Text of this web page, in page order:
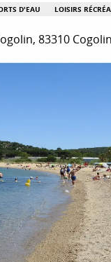
D'EAU LOISIRS
83310 Cogolin